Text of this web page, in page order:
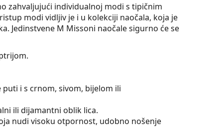
zahvaljujući individualnoj modi s tipičnim
modi vidljiv je i u kolekciji naočala, koja je
Jedinstvene M Missoni naočale sigurno će se
i s crnom, sivom, bijelom ili
ili dijamantni oblik lica.
nudi visoku otpornost, udobno nošenje